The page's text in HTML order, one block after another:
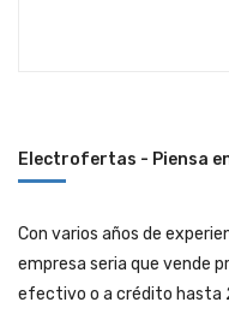
Electrofertas - Piensa
Con varios años de
empresa seria que vende
efectivo o a crédito hasta